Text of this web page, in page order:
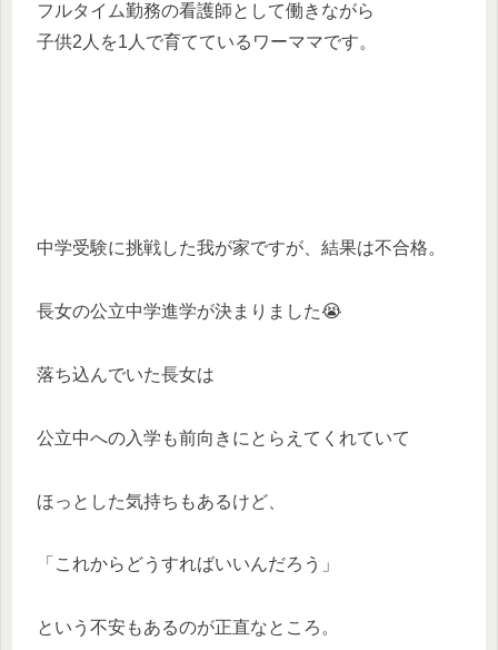
フルタイム勤務の看護師として働きながら
子供2人を1人で育てているワーママです。
中学受験に挑戦した我が家ですが、結果は不合格。
長女の公立中学進学が決まりました😭
落ち込んでいた長女は
公立中への入学も前向きにとらえてくれていて
ほっとした気持ちもあるけど、
「これからどうすればいいんだろう」
という不安もあるのが正直なところ。